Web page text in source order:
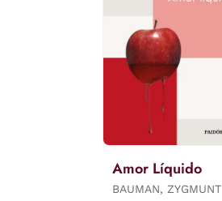
Amor Líquido
BAUMAN, ZYGMUNT